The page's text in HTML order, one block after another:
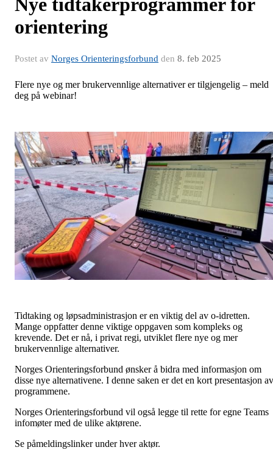
orientering
Postet av Norges Orienteringsforbund den 8. feb 2025
Flere nye og mer brukervennlige alternativer er tilgjengelig – meld
deg på webinar!
Tidtaking og løpsadministrasjon er en viktig del av o-idretten.
Mange oppfatter denne viktige oppgaven som kompleks og
krevende. Det er nå, i privat regi, utviklet flere nye og mer
brukervennlige alternativer.
Norges Orienteringsforbund ønsker å bidra med informasjon om
disse nye alternativene. I denne saken er det en kort presentasjon av
programmene.
Norges Orienteringsforbund vil også legge til rette for egne Teams
infomøter med de ulike aktørene.
Se påmeldingslinker under hver aktør.